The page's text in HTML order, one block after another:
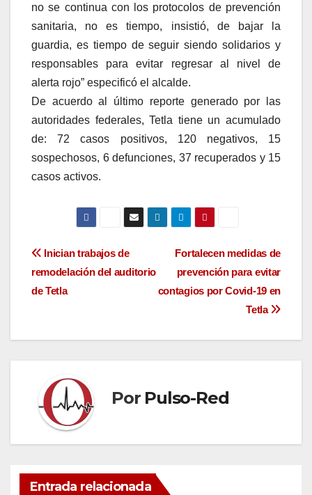
no se continua con los protocolos de prevención
sanitaria, no es tiempo, insistió, de bajar la
guardia, es tiempo de seguir siendo solidarios y
responsables para evitar regresar al nivel de
alerta rojo” especificó el alcalde.
De acuerdo al último reporte generado por las
autoridades federales, Tetla tiene un acumulado
de: 72 casos positivos, 120 negativos, 15
sospechosos, 6 defunciones, 37 recuperados y 15
casos activos.
Navegación
de
Fortalecen medidas de
prevención para evitar
contagios por Covid-19 en
Tetla
Inician trabajos de
remodelación del auditorio
de Tetla
Por Pulso-Red
Entrada relacionada